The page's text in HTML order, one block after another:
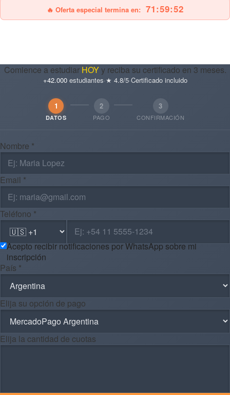
🔥 Oferta especial termina en: 71:59:50
Comience a estudiar HOYy reciba su certificado en 3 meses.
+42.000estudiantes·★ 4.8/5·Certificado incluido
1
DATOS
2
PAGO
3
CONFIRMACIÓN
Nombre *
Email *
Teléfono *
Acepto recibir notificaciones por WhatsApp sobre mi
inscripción
País *
Elija su opción de pago
Elija la cantidad de cuotas